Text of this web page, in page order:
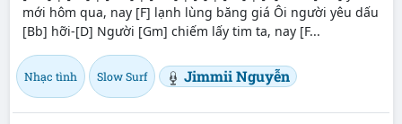
mới hôm qua, nay [F] lạnh lùng băng giá Ôi người yêu dấu
[Bb] hỡi-[D] Người [Gm] chiếm lấy tim ta, nay [F...
Nhạc tình Slow Surf Jimmii Nguyễn